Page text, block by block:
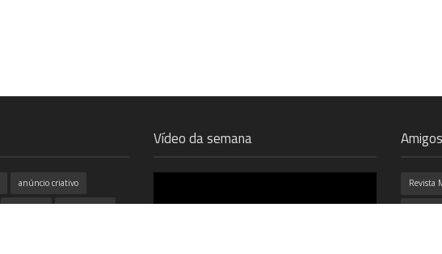
anúncio criativo
Vídeo da semana Amigos
Revista